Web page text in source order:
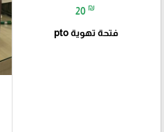
20 ₪
فتحة تهوية pto